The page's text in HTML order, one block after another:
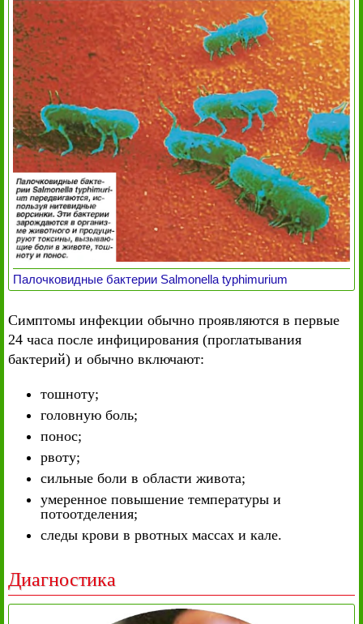
Палочковидные бактерии Salmonella typhimurium
Симптомы инфекции обычно проявляются в первые
24 часа после инфицирования (проглатывания
бактерий) и обычно включают:
тошноту;
головную боль;
понос;
рвоту;
сильные боли в области живота;
умеренное повышение температуры и
потоотделения;
следы крови в рвотных массах и кале.
Диагностика